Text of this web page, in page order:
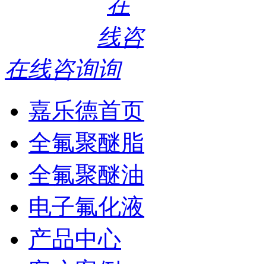
在线咨询
嘉乐德首页
全氟聚醚脂
全氟聚醚油
电子氟化液
产品中心